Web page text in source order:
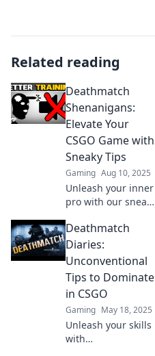
Related reading
Deathmatch
Shenanigans:
Elevate Your
CSGO Game with
Sneaky Tips
Gaming Aug 10, 2025
Unleash your inner
pro with our sneaky
Discover epic
strategies that will
elevate your game
Shenanigans!
Deathmatch
Diaries:
Unconventional
Tips to Dominate
in CSGO
Gaming May 18, 2025
Unleash your skills
with